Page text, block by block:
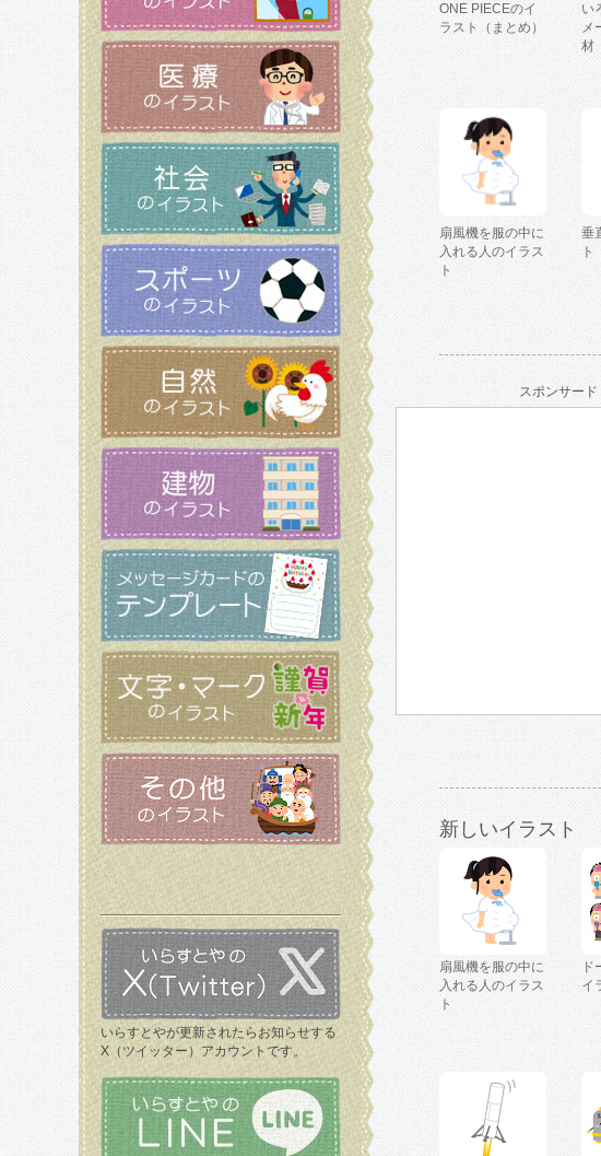
いらすとやが更新されたらお知らせする
X（ツイッター）アカウントです。
ONE PIECEのイ
ラスト（まとめ）
い
メ
材
扇風機を服の中に
入れる人のイラス
ト
垂
ト
スポンサード
新しいイラスト
扇風機を服の中に
入れる人のイラス
ト
ド
イ